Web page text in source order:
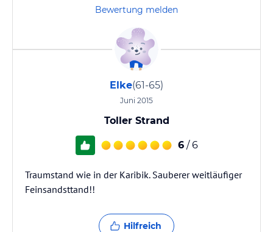
Bewertung melden
Elke(61-65)
Juni 2015
Toller Strand
6 / 6
Traumstand wie in der Karibik. Sauberer weitläufiger
Feinsandsttand!!
Hilfreich